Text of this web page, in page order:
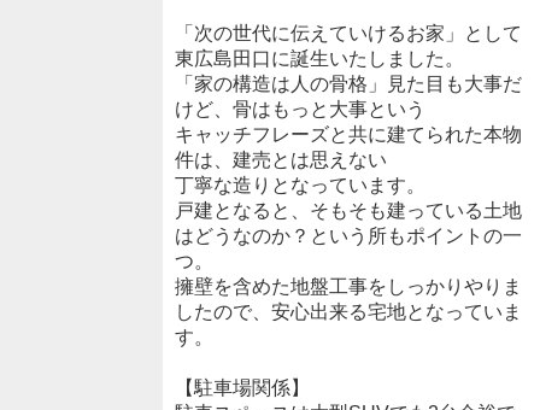
「次の世代に伝えていけるお家」として
東広島田口に誕生いたしました。
「家の構造は人の骨格」見た目も大事だ
けど、骨はもっと大事という
キャッチフレーズと共に建てられた本物
件は、建売とは思えない
丁寧な造りとなっています。
戸建となると、そもそも建っている土地
はどうなのか？という所もポイントの一
つ。
擁壁を含めた地盤工事をしっかりやりま
したので、安心出来る宅地となっていま
す。
【駐車場関係】